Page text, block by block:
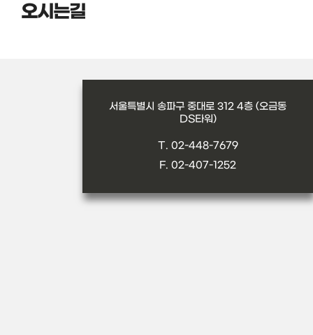
오시는길
서울특별시 송파구 중대로 312 4층 (오금동
DS타워)
T. 02-448-7679
F. 02-407-1252